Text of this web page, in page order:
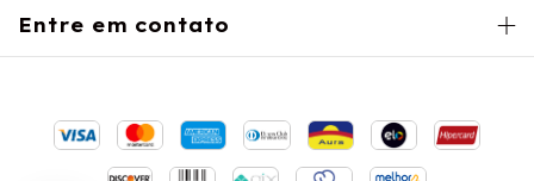
Entre em contato